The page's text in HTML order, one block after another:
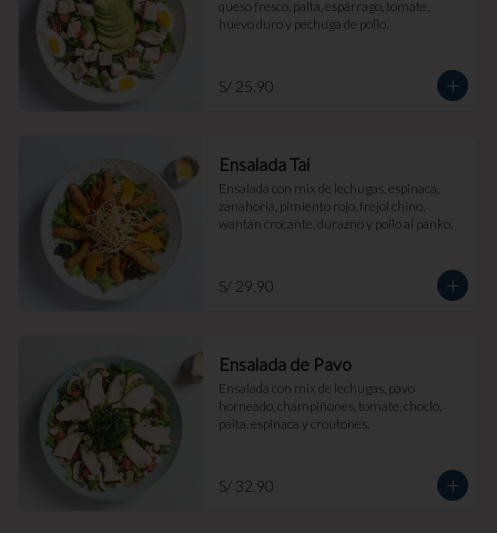
queso fresco, palta, espárrago, tomate,
huevo duro y pechuga de pollo.
S/ 25.90
Ensalada Tai
Ensalada con mix de lechugas, espinaca,
zanahoria, pimiento rojo, frejol chino,
wantán crocante, durazno y pollo al panko.
S/ 29.90
Ensalada de Pavo
Ensalada con mix de lechugas, pavo
horneado, champiñones, tomate, choclo,
palta, espinaca y croutones.
S/ 32.90